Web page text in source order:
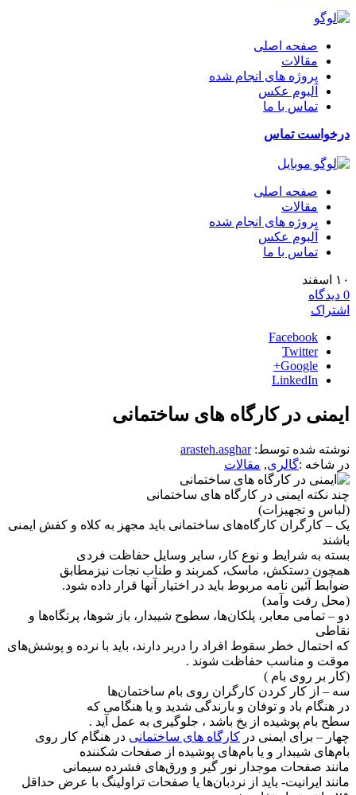
صفحه اصلی
مقالات
پروژه های انجام شده
آلبوم عکس
تماس با ما
درخواست تماس
صفحه اصلی
مقالات
پروژه های انجام شده
آلبوم عکس
تماس با ما
۱۰
اسفند
0 دیدگاه
اشتراک
Facebook
Twitter
Google+
LinkedIn
ایمنی در کارگاه های ساختمانی
نوشته شده توسط:arasteh.asghar
در شاخه :گالری, مقالات
چند نکته ایمنی در کارگاه های ساختمانی
(لباس و تجهیزات)
یک – کارگران کارگاه‌های ساختمانی باید مجهز به کلاه و کفش ایمنی
باشند
بسته به شرایط و نوع کار، سایر وسایل حفاظت فردی
همچون دستکش، ماسک، کمربند و طناب نجات نیزمطابق
ضوابط آئین نامه مربوط باید در اختیار آنها قرار داده شود.
(محل رفت وآمد)
دو – تمامی معابر، پلکان‌ها، سطوح شیبدار، باز شوها، پرتگاه‌ها و
نقاطی
که احتمال خطر سقوط افراد را دربر دارند، باید با نرده و پوشش‌های
موقت و مناسب حفاظت شوند .
(کار بر روی بام )
سه – از کار کردن کارگران روی بام ساختمان‌ها
در هنگام باد و توفان و بارندگی شدید و یا هنگامی که
سطح بام پوشیده از یخ باشد ، جلوگیری به عمل آید .
چهار – برای ایمنی در کارگاه های ساختمانی در هنگام کار روی
بام‌های شیبدار و یا بام‌های پوشیده از صفحات شکننده
مانند صفحات موجدار نور گیر و ورق‌های فشرده سیمانی
مانند ایرانیت- باید از نردبان‌ها یا صفحات تراولینگ با عرض حداقل